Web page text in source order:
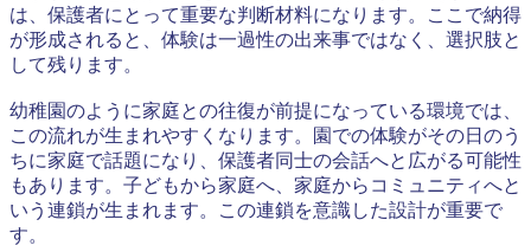
は、保護者にとって重要な判断材料になります。ここで納得
が形成されると、体験は一過性の出来事ではなく、選択肢と
して残ります。
幼稚園のように家庭との往復が前提になっている環境では、
この流れが生まれやすくなります。園での体験がその日のう
ちに家庭で話題になり、保護者同士の会話へと広がる可能性
もあります。子どもから家庭へ、家庭からコミュニティへと
いう連鎖が生まれます。この連鎖を意識した設計が重要で
す。